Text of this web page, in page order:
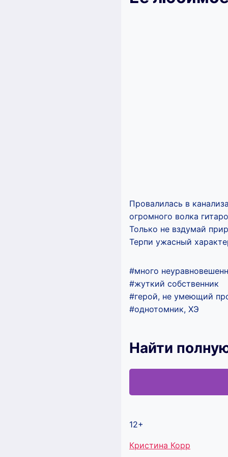
Провалилась в
огромного волка
Только не вздумай
Терпи ужасный
#много
#жуткий собственник
#герой, не умеющий
#однотомник, ХЭ
Найти
12+
Метки
Кристина Корр